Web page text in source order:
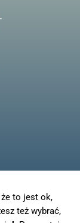
to jest ok,
też wybrać,